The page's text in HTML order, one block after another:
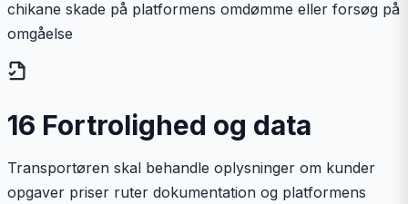
chikane skade på platformens omdømme eller forsøg på
omgåelse
16 Fortrolighed og data
Transportøren skal behandle oplysninger om kunder
opgaver priser ruter dokumentation og platformens